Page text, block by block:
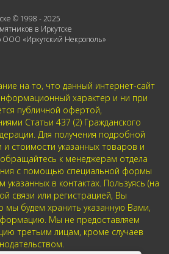
© 1998 - 2025
в Иркутске
ООО «Иркутский Некрополь»
на то, что данный интернет-сайт
характер и ни при
публичной офертой,
Статьи 437 (2) Гражданского
Для получения подробной
стоимости указанных товаров и
обращайтесь к менеджерам отдела
с помощью специальной формы
в контактах. Пользуясь (на
связи или регистрацией, Вы
мы будем хранить указанную Вами,
Мы не предоставляем
третьим лицам, кроме случаев